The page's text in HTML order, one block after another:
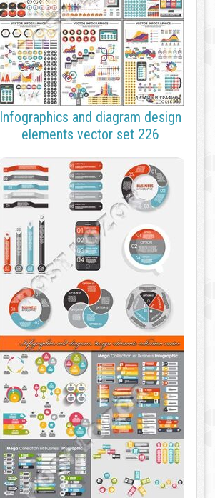
Infographics and diagram design
elements vector set 226